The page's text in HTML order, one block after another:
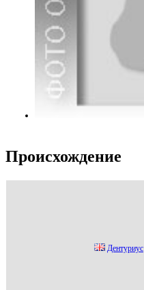
Происхождение
Дентуpиус